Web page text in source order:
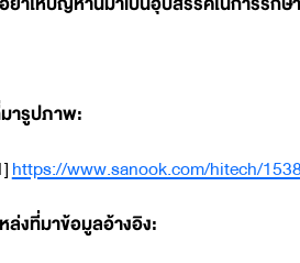
ารูปภาพ:
https://www.sanook.com/hitech/
ล่งที่มาข้อมูลอ้างอิง: